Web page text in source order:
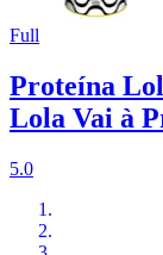
Full
Proteína
Lola Vai à
5.0